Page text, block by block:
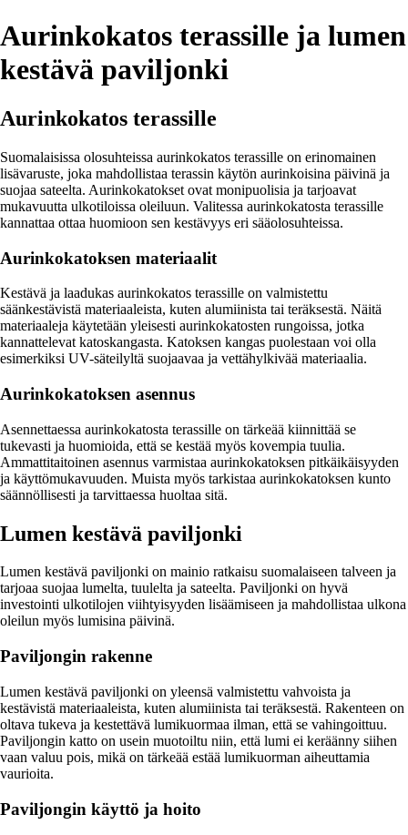
Aurinkokatos terassille ja lumen
kestävä paviljonki
Aurinkokatos terassille
Suomalaisissa olosuhteissa aurinkokatos terassille on erinomainen
lisävaruste, joka mahdollistaa terassin käytön aurinkoisina päivinä ja
suojaa sateelta. Aurinkokatokset ovat monipuolisia ja tarjoavat
mukavuutta ulkotiloissa oleiluun. Valitessa aurinkokatosta terassille
kannattaa ottaa huomioon sen kestävyys eri sääolosuhteissa.
Aurinkokatoksen materiaalit
Kestävä ja laadukas aurinkokatos terassille on valmistettu
säänkestävistä materiaaleista, kuten alumiinista tai teräksestä. Näitä
materiaaleja käytetään yleisesti aurinkokatosten rungoissa, jotka
kannattelevat katoskangasta. Katoksen kangas puolestaan voi olla
esimerkiksi UV-säteilyltä suojaavaa ja vettähylkivää materiaalia.
Aurinkokatoksen asennus
Asennettaessa aurinkokatosta terassille on tärkeää kiinnittää se
tukevasti ja huomioida, että se kestää myös kovempia tuulia.
Ammattitaitoinen asennus varmistaa aurinkokatoksen pitkäikäisyyden
ja käyttömukavuuden. Muista myös tarkistaa aurinkokatoksen kunto
säännöllisesti ja tarvittaessa huoltaa sitä.
Lumen kestävä paviljonki
Lumen kestävä paviljonki on mainio ratkaisu suomalaiseen talveen ja
tarjoaa suojaa lumelta, tuulelta ja sateelta. Paviljonki on hyvä
investointi ulkotilojen viihtyisyyden lisäämiseen ja mahdollistaa ulkona
oleilun myös lumisina päivinä.
Paviljongin rakenne
Lumen kestävä paviljonki on yleensä valmistettu vahvoista ja
kestävistä materiaaleista, kuten alumiinista tai teräksestä. Rakenteen on
oltava tukeva ja kestettävä lumikuormaa ilman, että se vahingoittuu.
Paviljongin katto on usein muotoiltu niin, että lumi ei keräänny siihen
vaan valuu pois, mikä on tärkeää estää lumikuorman aiheuttamia
vaurioita.
Paviljongin käyttö ja hoito